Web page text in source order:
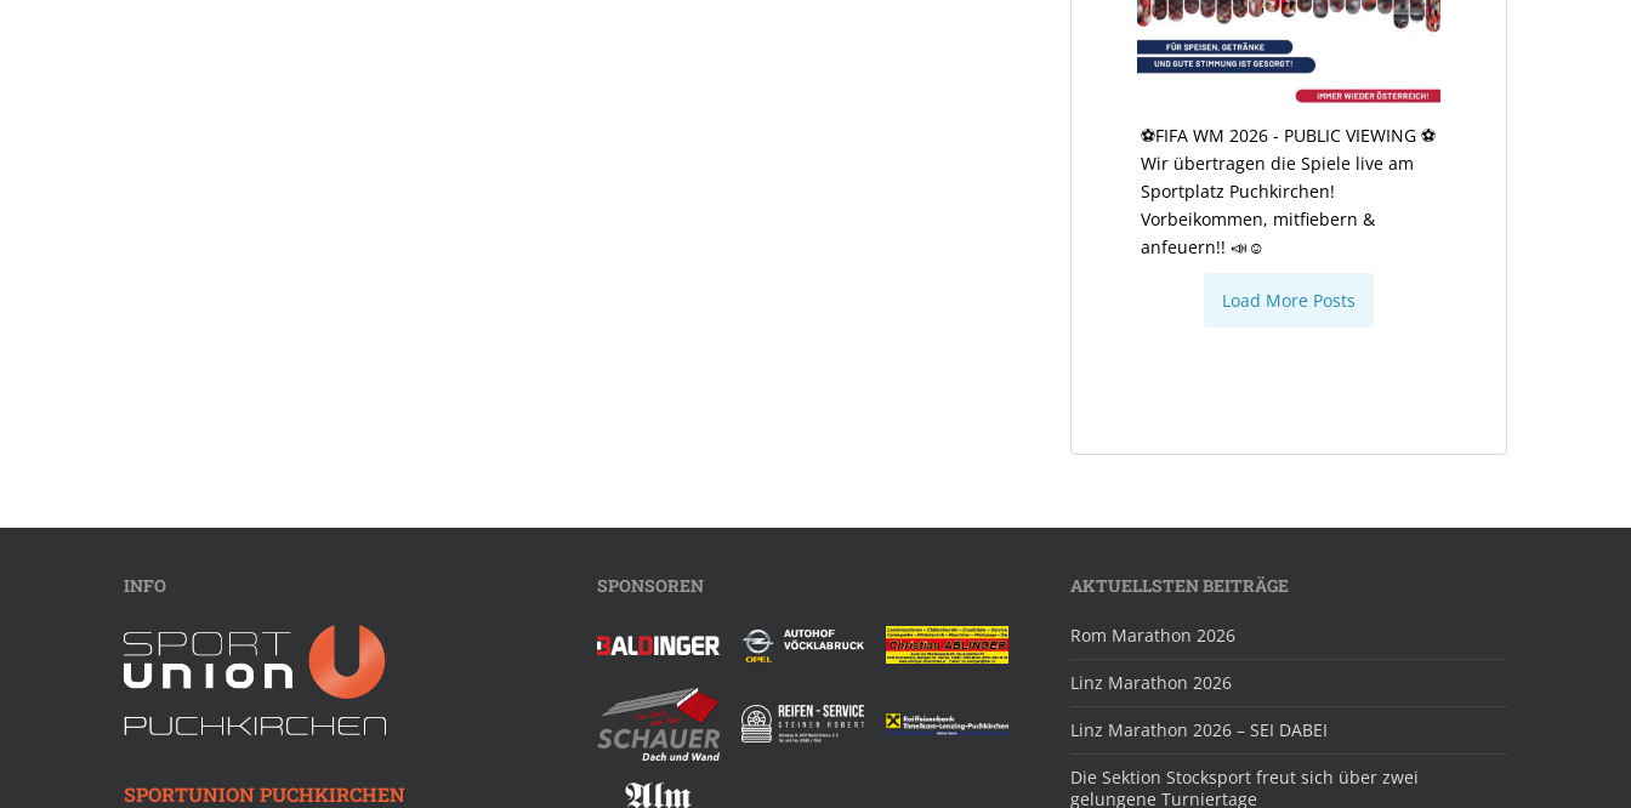
⚽️FIFA WM 2026 - PUBLIC VIEWING ⚽️
Wir übertragen die Spiele live am
Sportplatz Puchkirchen!
Vorbeikommen, mitfiebern &
anfeuern!! 📣☺️
Load More Posts
INFO
SPORTUNION PUCHKIRCHEN
SPONSOREN AKTUELLSTEN BEITRÄGE
Rom Marathon 2026
Linz Marathon 2026
Linz Marathon 2026 – SEI DABEI
Die Sektion Stocksport freut sich über zwei
gelungene Turniertage